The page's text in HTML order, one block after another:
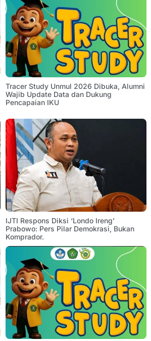
Tracer Study Unmul 2026 Dibuka, Alumni
Wajib Update Data dan Dukung
Pencapaian IKU
IJTI Respons Diksi ‘Londo Ireng’
Prabowo: Pers Pilar Demokrasi, Bukan
Komprador.